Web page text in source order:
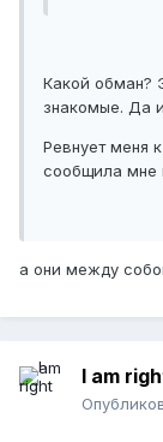
Какой обман?
знакомые. Да
Ревнует меня
сообщила мне
а они между
I am